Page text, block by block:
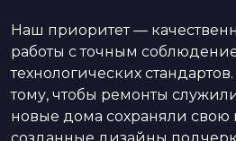
Наш приоритет —
работы с точным
технологических
тому, чтобы ремонты
новые дома сохраняли свою